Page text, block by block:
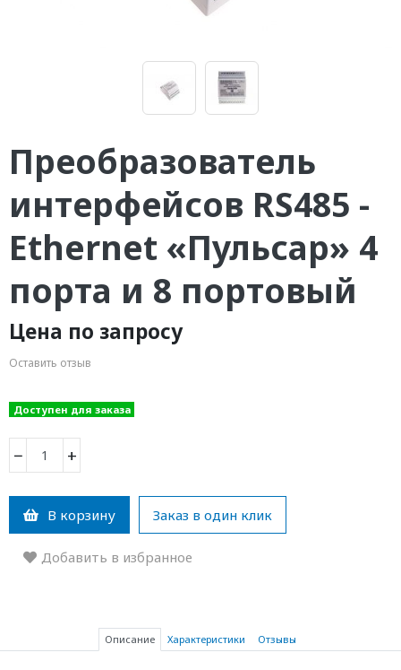
Преобразователь
интерфейсов RS485 -
Ethernet «Пульсар» 4
порта и 8 портовый
Цена по запросу
Оставить отзыв
Доступен для заказа
− +
В корзину Заказ в один клик
Добавить в избранное
Описание Характеристики Отзывы